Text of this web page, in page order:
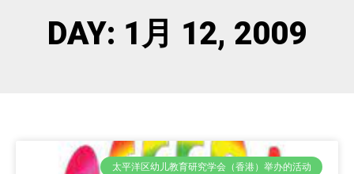
DAY: 1月 12, 2009
太平洋区幼儿教育研究学会（香港）举办的活动